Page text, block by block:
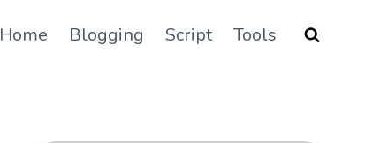
Home Blogging Script Tools